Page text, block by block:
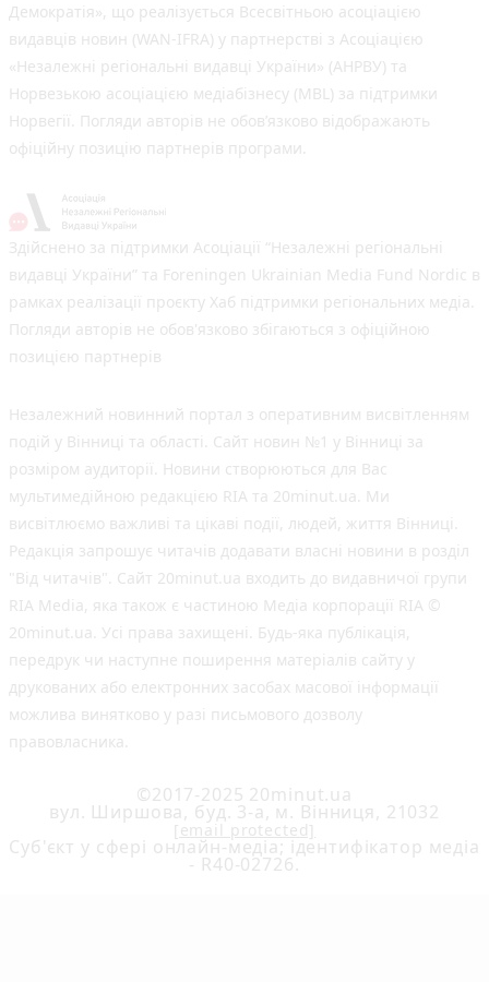
Демократія», що реалізується Всесвітньою асоціацією
видавців новин (WAN-IFRA) у партнерстві з Асоціацією
«Незалежні регіональні видавці України» (АНРВУ) та
Норвезькою асоціацією медіабізнесу (MBL) за підтримки
Норвегії. Погляди авторів не обов’язково відображають
офіційну позицію партнерів програми.
Здійснено за підтримки Асоціації “Незалежні регіональні
видавці України” та Foreningen Ukrainian Media Fund Nordic в
рамках реалізації проєкту Хаб підтримки регіональних медіа.
Погляди авторів не обов'язково збігаються з офіційною
позицією партнерів
Незалежний новинний портал з оперативним висвітленням
подій у Вінниці та області. Сайт новин №1 у Вінниці за
розміром аудиторії. Новини створюються для Вас
мультимедійною редакцією RIA та 20minut.ua. Ми
висвітлюємо важливі та цікаві події, людей, життя Вінниці.
Редакція запрошує читачів додавати власні новини в розділ
"Від читачів". Сайт 20minut.ua входить до видавничої групи
RIA Media, яка також є частиною Медіа корпорації RIA ©
20minut.ua. Усі права захищені. Будь-яка публiкацiя,
передрук чи наступне поширення матеріалів сайту у
друкованих або електронних засобах масової інформації
можлива винятково у разі письмового дозволу
правовласника.
©2017-2025 20minut.ua
вул. Ширшова, буд. 3-а, м. Вінниця, 21032
[email protected]
Cуб'єкт у сфері онлайн-медіа; ідентифікатор медіа
- R40-02726.